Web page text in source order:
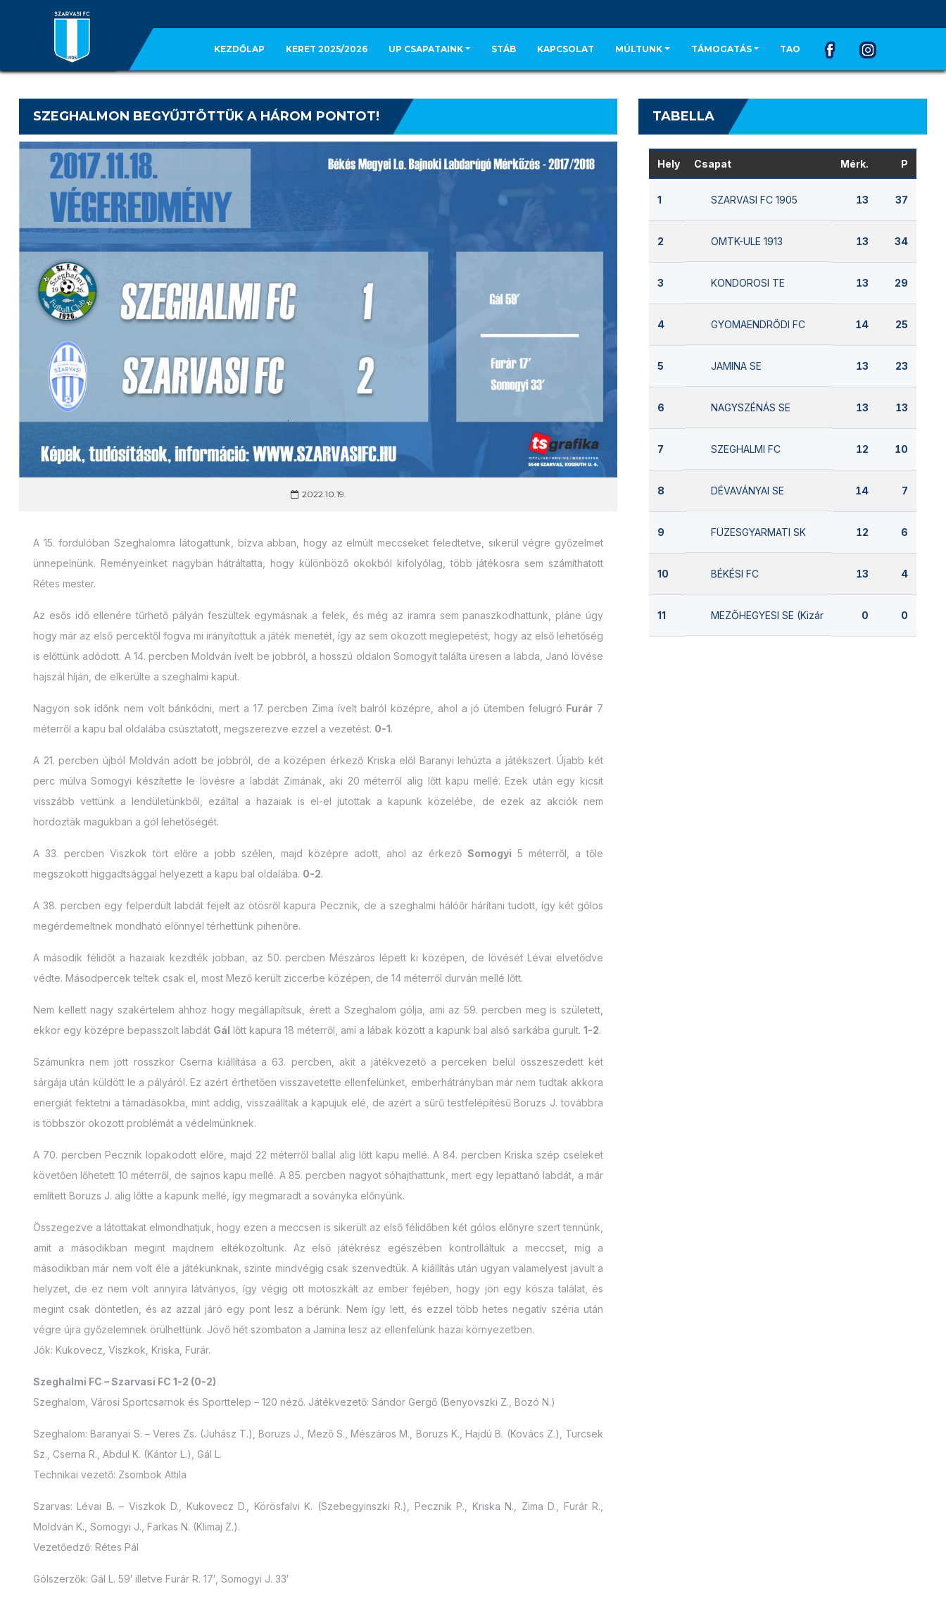
KEZDŐLAP KERET 2025/2026 UP CSAPATAINK STÁB KAPCSOLAT MÚLTUNK TÁMOGATÁS TAO
SZEGHALMON BEGYŰJTÖTTÜK A HÁROM PONTOT!
2022.10.19.
A 15. fordulóban Szeghalomra látogattunk, bízva abban, hogy az elmúlt meccseket feledtetve, sikerül végre győzelmet
ünnepelnünk. Reményeinket nagyban hátráltatta, hogy különböző okokból kifolyólag, több játékosra sem számíthatott
Rétes mester.
Az esős idő ellenére tűrhető pályán feszültek egymásnak a felek, és még az iramra sem panaszkodhattunk, pláne úgy
hogy már az első percektől fogva mi irányítottuk a játék menetét, így az sem okozott meglepetést, hogy az első lehetőség
is előttünk adódott. A 14. percben Moldván ívelt be jobbról, a hosszú oldalon Somogyit találta üresen a labda, Janó lövése
hajszál híján, de elkerülte a szeghalmi kaput.
Nagyon sok időnk nem volt bánkódni, mert a 17. percben Zima ívelt balról középre, ahol a jó ütemben felugró Furár 7
méterről a kapu bal oldalába csúsztatott, megszerezve ezzel a vezetést. 0-1.
A 21. percben újból Moldván adott be jobbról, de a középen érkező Kriska elől Baranyi lehúzta a játékszert. Újabb két
perc múlva Somogyi készítette le lövésre a labdát Zimának, aki 20 méterről alig lőtt kapu mellé. Ezek után egy kicsit
visszább vettünk a lendületünkből, ezáltal a hazaiak is el-el jutottak a kapunk közelébe, de ezek az akciók nem
hordozták magukban a gól lehetőségét.
A 33. percben Viszkok tört előre a jobb szélen, majd középre adott, ahol az érkező Somogyi 5 méterről, a tőle
megszokott higgadtsággal helyezett a kapu bal oldalába. 0-2.
A 38. percben egy felperdült labdát fejelt az ötösről kapura Pecznik, de a szeghalmi hálóőr hárítani tudott, így két gólos
megérdemeltnek mondható előnnyel térhettünk pihenőre.
A második félidőt a hazaiak kezdték jobban, az 50. percben Mészáros lépett ki középen, de lövését Lévai elvetődve
védte. Másodpercek teltek csak el, most Mező került ziccerbe középen, de 14 méterről durván mellé lőtt.
Nem kellett nagy szakértelem ahhoz hogy megállapítsuk, érett a Szeghalom gólja, ami az 59. percben meg is született,
ekkor egy középre bepasszolt labdát Gál lőtt kapura 18 méterről, ami a lábak között a kapunk bal alsó sarkába gurult. 1-2.
Számunkra nem jött rosszkor Cserna kiállítása a 63. percben, akit a játékvezető a perceken belül összeszedett két
sárgája után küldött le a pályáról. Ez azért érthetően visszavetette ellenfelünket, emberhátrányban már nem tudtak akkora
energiát fektetni a támadásokba, mint addig, visszaálltak a kapujuk elé, de azért a sűrű testfelépítésű Boruzs J. továbbra
is többször okozott problémát a védelmünknek.
A 70. percben Pecznik lopakodott előre, majd 22 méterről ballal alig lőtt kapu mellé. A 84. percben Kriska szép cseleket
követően lőhetett 10 méterről, de sajnos kapu mellé. A 85. percben nagyot sóhajthattunk, mert egy lepattanó labdát, a már
említett Boruzs J. alig lőtte a kapunk mellé, így megmaradt a soványka előnyünk.
Összegezve a látottakat elmondhatjuk, hogy ezen a meccsen is sikerült az első félidőben két gólos előnyre szert tennünk,
amit a másodikban megint majdnem eltékozoltunk. Az első játékrész egészében kontrolláltuk a meccset, míg a
másodikban már nem volt éle a játékunknak, szinte mindvégig csak szenvedtük. A kiállítás után ugyan valamelyest javult a
helyzet, de ez nem volt annyira látványos, így végig ott motoszkált az ember fejében, hogy jön egy kósza találat, és
megint csak döntetlen, és az azzal járó egy pont lesz a bérünk. Nem így lett, és ezzel több hetes negatív széria után
végre újra győzelemnek örülhettünk. Jövő hét szombaton a Jamina lesz az ellenfelünk hazai környezetben.
Jók: Kukovecz, Viszkok, Kriska, Furár.
Szeghalmi FC – Szarvasi FC 1-2 (0-2)
Szeghalom, Városi Sportcsarnok és Sporttelep – 120 néző. Játékvezető: Sándor Gergő (Benyovszki Z., Bozó N.)
Szeghalom: Baranyai S. – Veres Zs. (Juhász T.), Boruzs J., Mező S., Mészáros M., Boruzs K., Hajdú B. (Kovács Z.), Turcsek
Sz., Cserna R., Abdul K. (Kántor L.), Gál L.
Technikai vezető: Zsombok Attila
Szarvas: Lévai B. – Viszkok D., Kukovecz D., Körösfalvi K. (Szebegyinszki R.), Pecznik P., Kriska N., Zima D., Furár R.,
Moldván K., Somogyi J., Farkas N. (Klimaj Z.).
Vezetőedző: Rétes Pál
Gólszerzők: Gál L. 59′ illetve Furár R. 17′, Somogyi J. 33′
TABELLA
Hely Csapat Mérk. P
1 SZARVASI FC 1905 13 37
2 OMTK-ULE 1913 13 34
3 KONDOROSI TE 13 29
4 GYOMAENDRŐDI FC 14 25
5 JAMINA SE 13 23
6 NAGYSZÉNÁS SE 13 13
7 SZEGHALMI FC 12 10
8 DÉVAVÁNYAI SE 14 7
9 FÜZESGYARMATI SK 12 6
10 BÉKÉSI FC 13 4
11 MEZŐHEGYESI SE (Kizárva) 0 0